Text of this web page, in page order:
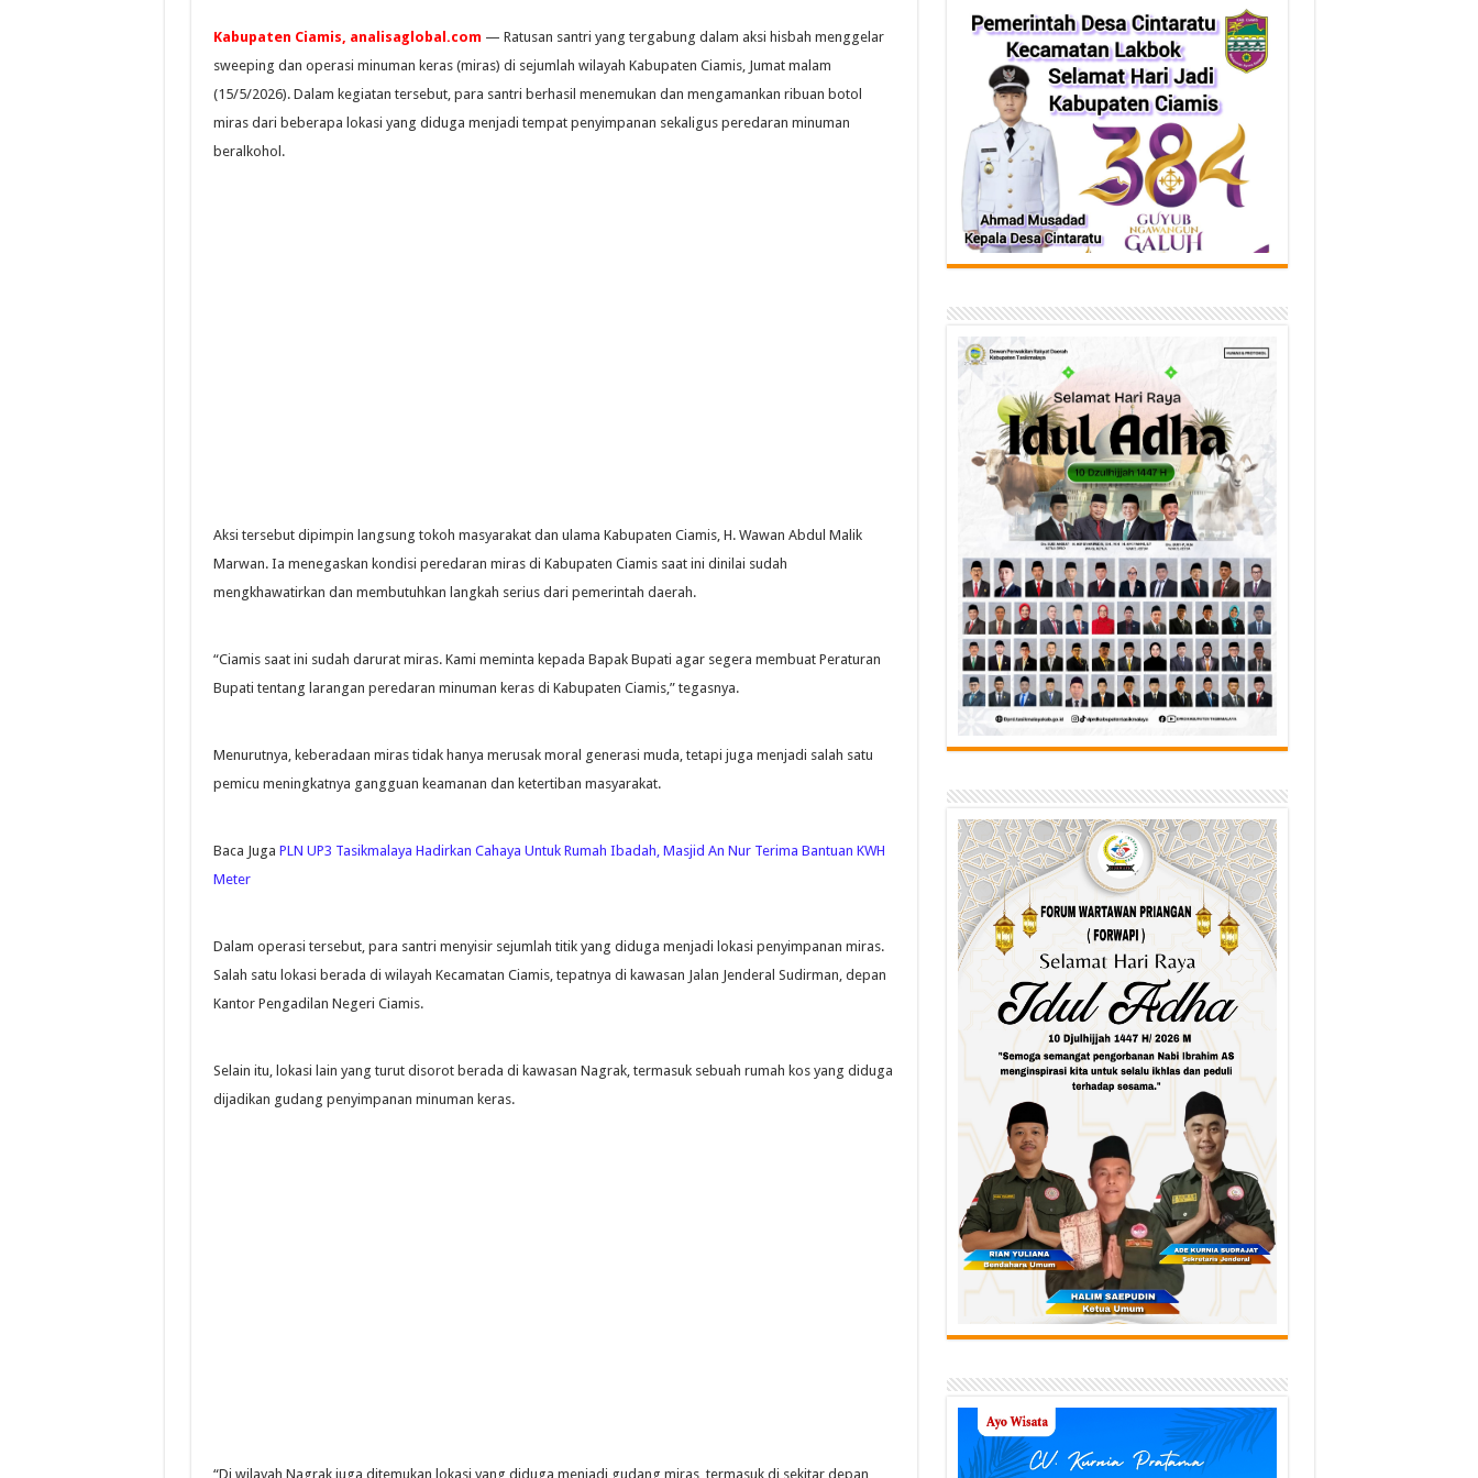
Kabupaten Ciamis, analisaglobal.com — Ratusan santri yang tergabung dalam aksi hisbah menggelar
sweeping dan operasi minuman keras (miras) di sejumlah wilayah Kabupaten Ciamis, Jumat malam
(15/5/2026). Dalam kegiatan tersebut, para santri berhasil menemukan dan mengamankan ribuan botol
miras dari beberapa lokasi yang diduga menjadi tempat penyimpanan sekaligus peredaran minuman
beralkohol.
Aksi tersebut dipimpin langsung tokoh masyarakat dan ulama Kabupaten Ciamis, H. Wawan Abdul Malik
Marwan. Ia menegaskan kondisi peredaran miras di Kabupaten Ciamis saat ini dinilai sudah
mengkhawatirkan dan membutuhkan langkah serius dari pemerintah daerah.
“Ciamis saat ini sudah darurat miras. Kami meminta kepada Bapak Bupati agar segera membuat Peraturan
Bupati tentang larangan peredaran minuman keras di Kabupaten Ciamis,” tegasnya.
Menurutnya, keberadaan miras tidak hanya merusak moral generasi muda, tetapi juga menjadi salah satu
pemicu meningkatnya gangguan keamanan dan ketertiban masyarakat.
Baca Juga PLN UP3 Tasikmalaya Hadirkan Cahaya Untuk Rumah Ibadah, Masjid An Nur Terima Bantuan KWH
Meter
Dalam operasi tersebut, para santri menyisir sejumlah titik yang diduga menjadi lokasi penyimpanan miras.
Salah satu lokasi berada di wilayah Kecamatan Ciamis, tepatnya di kawasan Jalan Jenderal Sudirman, depan
Kantor Pengadilan Negeri Ciamis.
Selain itu, lokasi lain yang turut disorot berada di kawasan Nagrak, termasuk sebuah rumah kos yang diduga
dijadikan gudang penyimpanan minuman keras.
“Di wilayah Nagrak juga ditemukan lokasi yang diduga menjadi gudang miras, termasuk di sekitar depan